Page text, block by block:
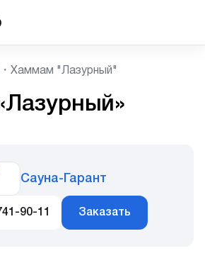
Хаммам "Лазурный"
Сауна-Гарант
90-11 Заказать